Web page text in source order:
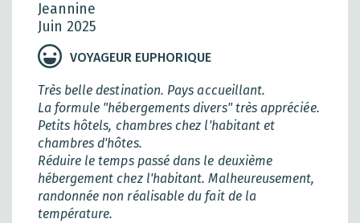
Jeannine
Juin 2025
VOYAGEUR EUPHORIQUE
Très belle destination. Pays accueillant.
La formule "hébergements divers" très appréciée.
Petits hôtels, chambres chez l'habitant et
chambres d'hôtes.
Réduire le temps passé dans le deuxième
hébergement chez l'habitant. Malheureusement,
randonnée non réalisable du fait de la
température.